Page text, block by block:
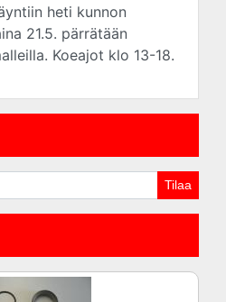
heti kunnon
21.5. pärrätään
Koeajot klo 13-18.